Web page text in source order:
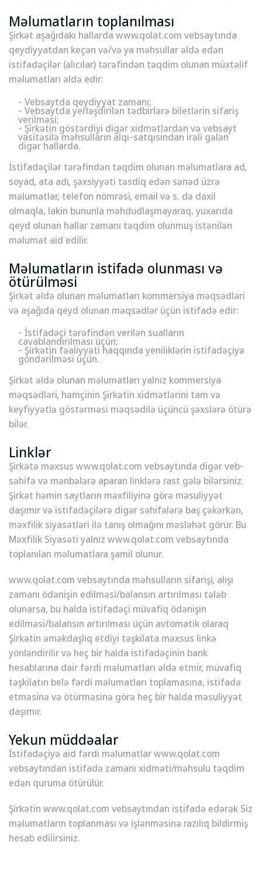
Məlumatların toplanılması
Şirkət aşağıdakı hallarda www.qolat.com vebsaytında
qeydiyyatdan keçən və/və ya məhsullar əldə edən
istifadəçilər (alıcılar) tərəfindən təqdim olunan müxtəlif
məlumatları əldə edir:
- Vebsaytda qeydiyyat zamanı;
- Vebsaytda yerləşdirilən tədbirlərə biletlərin sifariş
verilməsi;
- Şirkətin göstərdiyi digər xidmətlərdən və vebsayt
vasitəsilə məhsulların alqı-satqısından irəli gələn
digər hallarda.
İstifadəçilər tərəfindən təqdim olunan məlumatlara ad,
soyad, ata adı, şəxsiyyəti təsdiq edən sənəd üzrə
məlumatlar, telefon nömrəsi, email və s. də daxil
olmaqla, lakin bununla məhdudlaşmayaraq, yuxarıda
qeyd olunan hallar zamanı təqdim olunmuş istənilən
məlumat aid edilir.
Məlumatların istifadə olunması və
ötürülməsi
Şirkət əldə olunan məlumatları kommersiya məqsədləri
və aşağıda qeyd olunan məqsədlər üçün istifadə edir:
- İstifadəçi tərəfindən verilən sualların
cavablandırılması üçün;
- Şirkətin fəaliyyəti haqqında yeniliklərin istifadəçiyə
göndərilməsi üçün.
Şirkət əldə olunan məlumatları yalnız kommersiya
məqsədləri, həmçinin Şirkətin xidmətlərini tam və
keyfiyyətlə göstərməsi məqsədilə üçüncü şəxslərə ötürə
bilər.
Linklər
Şirkətə məxsus www.qolat.com vebsaytında digər veb-
səhifə və mənbələrə aparan linklərə rast gələ bilərsiniz.
Şirkət həmin saytların məxfiliyinə görə məsuliyyət
daşımır və istifadəçilərə digər səhifələrə baş çəkərkən,
məxfilik siyasətləri ilə tanış olmağını məsləhət görür. Bu
Məxfilik Siyasəti yalnız www.qolat.com vebsaytında
toplanılan məlumatlara şamil olunur.
www.qolat.com vebsaytında məhsulların sifarişi, alışı
zamanı ödənişin edilməsi/balansın artırılması tələb
olunarsa, bu halda istifadəçi müvafiq ödənişin
edilməsi/balansın artırılması üçün avtomatik olaraq
Şirkətin əməkdaşlıq etdiyi təşkilata məxsus linkə
yönləndirilir və heç bir halda istifadəçinin bank
hesablarına dair fərdi məlumatları əldə etmir, müvafiq
təşkilatın belə fərdi məlumatları toplamasına, istifadə
etməsinə və ötürməsinə görə heç bir halda məsuliyyət
daşımır.
Yekun müddəalar
İstifadəçiyə aid fərdi məlumatlar www.qolat.com
vebsaytından istifadə zamanı xidməti/məhsulu təqdim
edən quruma ötürülür.
Şirkətin www.qolat.com vebsaytından istifadə edərək Siz
məlumatların toplanması və işlənməsinə razılıq bildirmiş
hesab edilirsiniz.